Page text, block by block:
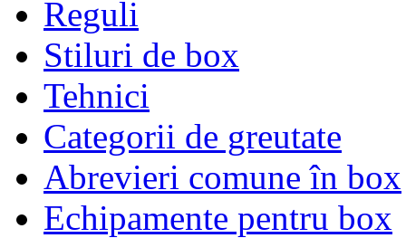
Reguli
Stiluri de box
Tehnici
Categorii de greutate
Abrevieri comune în box
Echipamente pentru box